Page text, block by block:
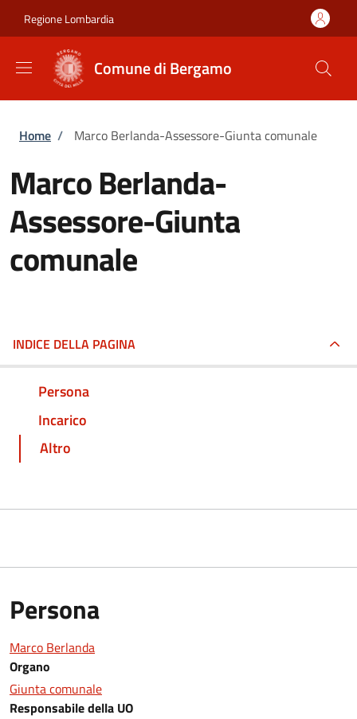
Regione Lombardia
Comune di Bergamo
Briciole di pane
Home / Marco Berlanda-Assessore-Giunta comunale
Marco Berlanda-
Assessore-Giunta
comunale
INDICE DELLA PAGINA
Persona
Incarico
Altro
Persona
Marco Berlanda
Organo
Giunta comunale
Responsabile della UO